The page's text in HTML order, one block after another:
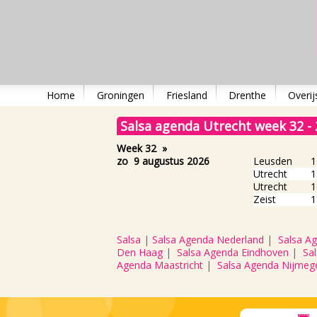
Home Groningen Friesland Drenthe
Salsa agenda Utrecht week 32 -
Week 32 »
zo 9 augustus 2026
Leusden
Utrecht
Utrecht
Zeist
Salsa |Salsa Agenda Nederland |Salsa
Den Haag |Salsa Agenda Eindhoven |
Agenda Maastricht |Salsa Agenda